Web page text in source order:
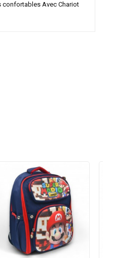
confortables Avec Chariot